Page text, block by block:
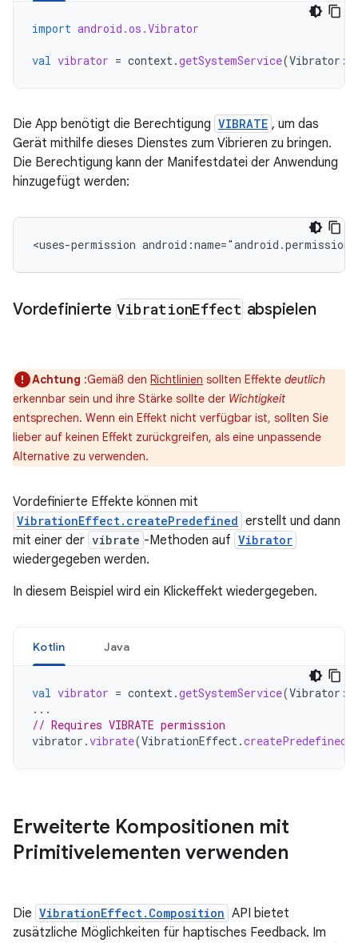
import android.os.Vibrator
val vibrator = context.getSystemService(Vibrator ::
Die App benötigt die Berechtigung VIBRATE , um das
Gerät mithilfe dieses Dienstes zum Vibrieren zu bringen.
Die Berechtigung kann der Manifestdatei der Anwendung
hinzugefügt werden:
<uses-permission
Vordefinierte VibrationEffect abspielen
Achtung :Gemäß den Richtlinien sollten Effekte deutlich
erkennbar sein und ihre Stärke sollte der Wichtigkeit
entsprechen. Wenn ein Effekt nicht verfügbar ist, sollten Sie
lieber auf keinen Effekt zurückgreifen, als eine unpassende
Alternative zu verwenden.
Vordefinierte Effekte können mit
VibrationEffect.createPredefined erstellt und dann
mit einer der vibrate -Methoden auf Vibrator
wiedergegeben werden.
In diesem Beispiel wird ein Klickeffekt wiedergegeben.
Kotlin Java
val vibrator = context.getSystemService(Vibrator ::
...
// Requires VIBRATE permission
vibrator .vibrate(VibrationEffect.createPredefined
Erweiterte Kompositionen mit
Primitivelementen verwenden
Die VibrationEffect.Composition API bietet
zusätzliche Möglichkeiten für haptisches Feedback. Im